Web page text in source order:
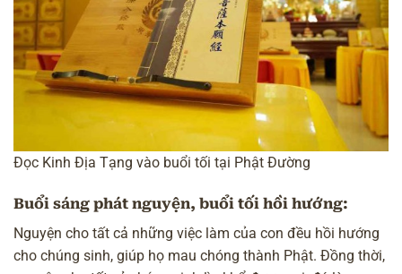
Đọc Kinh Địa Tạng vào buổi tối tại Phật Đường
Buổi sáng phát nguyện, buổi tối hồi hướng:
Nguyện cho tất cả những việc làm của con đều hồi hướng
cho chúng sinh, giúp họ mau chóng thành Phật. Đồng thời,